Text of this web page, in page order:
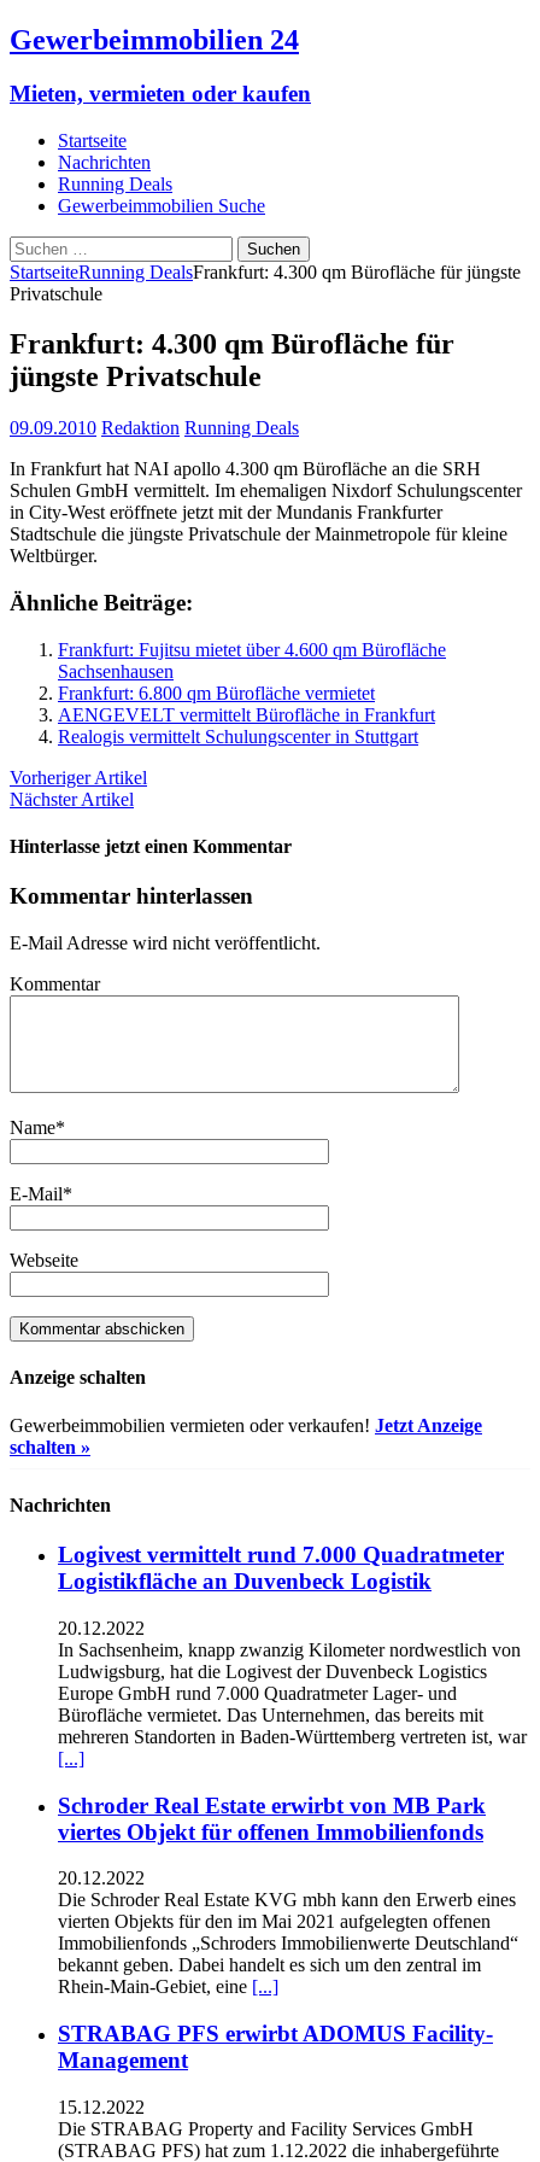
Gewerbeimmobilien 24
Mieten, vermieten oder kaufen
Startseite
Nachrichten
Running Deals
Gewerbeimmobilien Suche
Suchen
nach:
StartseiteRunning DealsFrankfurt: 4.300 qm Bürofläche für jüngste
Privatschule
Frankfurt: 4.300 qm Bürofläche für
jüngste Privatschule
09.09.2010 Redaktion Running Deals
In Frankfurt hat NAI apollo 4.300 qm Bürofläche an die SRH
Schulen GmbH vermittelt. Im ehemaligen Nixdorf Schulungscenter
in City-West eröffnete jetzt mit der Mundanis Frankfurter
Stadtschule die jüngste Privatschule der Mainmetropole für kleine
Weltbürger.
Ähnliche Beiträge:
Frankfurt: Fujitsu mietet über 4.600 qm Bürofläche
Sachsenhausen
Frankfurt: 6.800 qm Bürofläche vermietet
AENGEVELT vermittelt Bürofläche in Frankfurt
Realogis vermittelt Schulungscenter in Stuttgart
Vorheriger Artikel
Nächster Artikel
Hinterlasse jetzt einen Kommentar
Kommentar hinterlassen
E-Mail Adresse wird nicht veröffentlicht.
Kommentar
Name*
E-Mail*
Webseite
Anzeige schalten
Gewerbeimmobilien vermieten oder verkaufen! Jetzt Anzeige
schalten »
Nachrichten
Logivest vermittelt rund 7.000 Quadratmeter
Logistikfläche an Duvenbeck Logistik
20.12.2022
In Sachsenheim, knapp zwanzig Kilometer nordwestlich von
Ludwigsburg, hat die Logivest der Duvenbeck Logistics
Europe GmbH rund 7.000 Quadratmeter Lager- und
Bürofläche vermietet. Das Unternehmen, das bereits mit
mehreren Standorten in Baden-Württemberg vertreten ist, war
[...]
Schroder Real Estate erwirbt von MB Park
viertes Objekt für offenen Immobilienfonds
20.12.2022
Die Schroder Real Estate KVG mbh kann den Erwerb eines
vierten Objekts für den im Mai 2021 aufgelegten offenen
Immobilienfonds „Schroders Immobilienwerte Deutschland“
bekannt geben. Dabei handelt es sich um den zentral im
Rhein-Main-Gebiet, eine [...]
STRABAG PFS erwirbt ADOMUS Facility-
Management
15.12.2022
Die STRABAG Property and Facility Services GmbH
(STRABAG PFS) hat zum 1.12.2022 die inhabergeführte